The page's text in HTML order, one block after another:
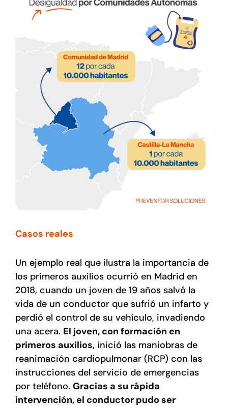
Casos reales
Un ejemplo real que ilustra la importancia de
los primeros auxilios ocurrió en Madrid en
2018, cuando un joven de 19 años salvó la
vida de un conductor que sufrió un infarto y
perdió el control de su vehículo, invadiendo
una acera. El joven, con formación en
primeros auxilios, inició las maniobras de
reanimación cardiopulmonar (RCP) con las
instrucciones del servicio de emergencias
por teléfono. Gracias a su rápida
intervención, el conductor pudo ser